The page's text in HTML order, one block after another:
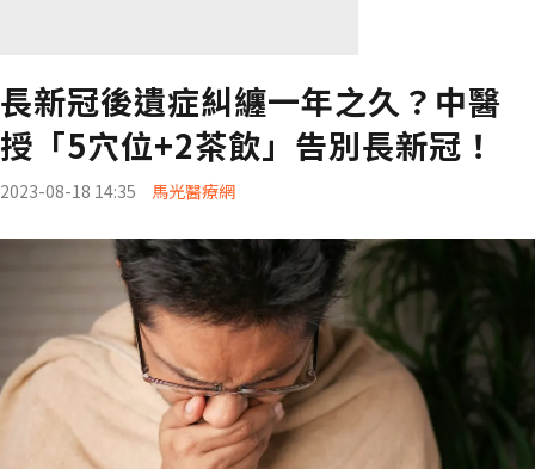
長新冠後遺症糾纏一年之久？中醫
授「5穴位+2茶飲」告別長新冠！
2023-08-18 14:35 馬光醫療網